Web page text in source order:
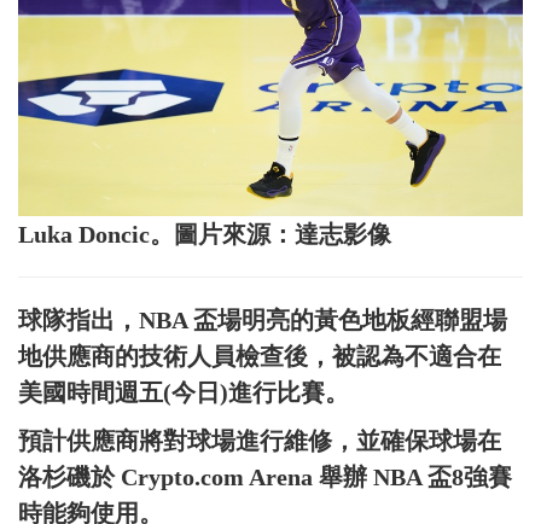
Luka Doncic。圖片來源：達志影像
球隊指出，NBA 盃場明亮的黃色地板經聯盟場
地供應商的技術人員檢查後，被認為不適合在
美國時間週五(今日)進行比賽。
預計供應商將對球場進行維修，並確保球場在
洛杉磯於 Crypto.com Arena 舉辦 NBA 盃8強賽
時能夠使用。